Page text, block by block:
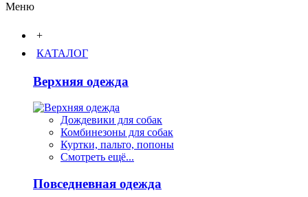
Меню
+
КАТАЛОГ
Верхняя одежда
Дождевики для собак
Комбинезоны для собак
Куртки, пальто, попоны
Смотреть ещё...
Повседневная одежда